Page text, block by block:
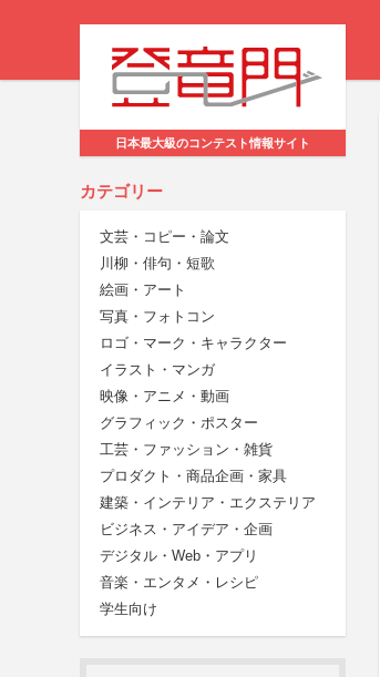
日本最大級のコンテスト情報サイト
カテゴリー
文芸・コピー・論文
川柳・俳句・短歌
絵画・アート
写真・フォトコン
ロゴ・マーク・キャラクター
イラスト・マンガ
映像・アニメ・動画
グラフィック・ポスター
工芸・ファッション・雑貨
プロダクト・商品企画・家具
建築・インテリア・エクステリア
ビジネス・アイデア・企画
デジタル・Web・アプリ
音楽・エンタメ・レシピ
学生向け